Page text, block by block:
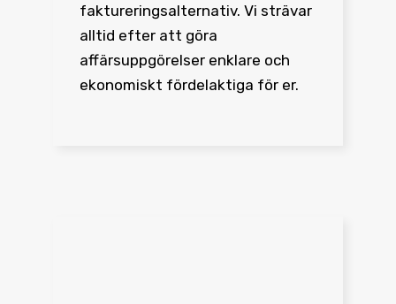
faktureringsalternativ. Vi strävar
alltid efter att göra
affärsuppgörelser enklare och
ekonomiskt fördelaktiga för er.